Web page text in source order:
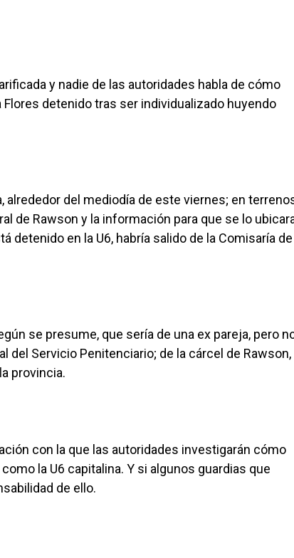
y nadie de las autoridades habla de cómo
detenido tras ser individualizado huyendo
del mediodía de este viernes; en
de Rawson y la información para que se lo
detenido en la U6, habría salido de la Comisaría de
se presume, que sería de una ex pareja, pero
del Servicio Penitenciario; de la cárcel de Rawson,
provincia.
con la que las autoridades investigarán cómo
la U6 capitalina. Y si algunos guardias que
de ello.